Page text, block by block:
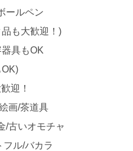
ールペン
品も大歓迎！)
器具もOK
OK)
迎！
画/茶道具
/古いオモチャ
フル/バカラ